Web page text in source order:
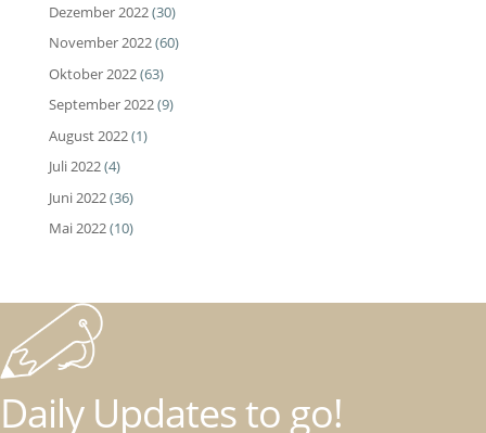
Dezember 2022(30)
November 2022(60)
Oktober 2022(63)
September 2022(9)
August 2022(1)
Juli 2022(4)
Juni 2022(36)
Mai 2022(10)
Daily Updates to go!